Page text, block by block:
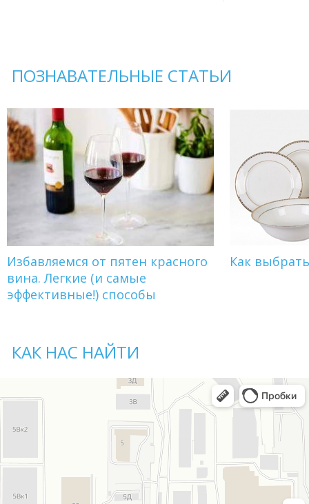
ПОЗНАВАТЕЛЬНЫЕ СТАТЬИ
Избавляемся от пятен красного
вина. Легкие (и самые
эффективные!) способы
Как
КАК НАС НАЙТИ